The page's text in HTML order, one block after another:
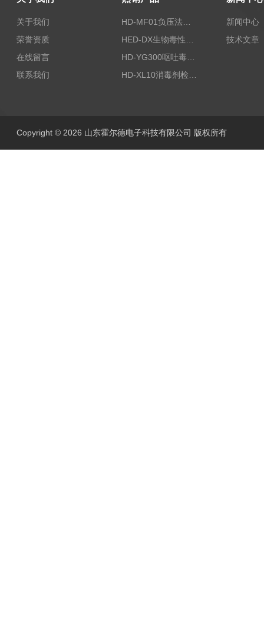
关于我们
荣誉资质
在线留言
联系我们
HD-MF01负压法密封性测试仪
新闻中心
技术文章
Copyright © 2026 山东霍尔德电子科技有限公司 版权所有